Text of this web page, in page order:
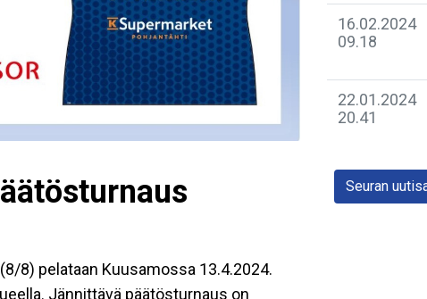
8) pelataan Kuusamossa 13.4.2024.
Jännittävä päätösturnaus on
16.02.2024
09.18
22.01.2024
20.41
Seuran